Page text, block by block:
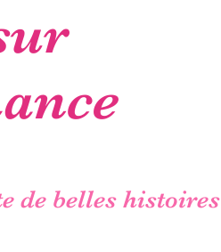
de belles histoires